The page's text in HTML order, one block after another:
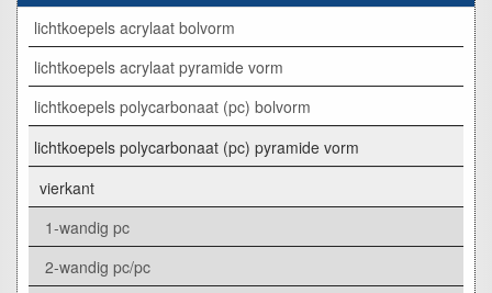
lichtkoepels acrylaat bolvorm
lichtkoepels acrylaat pyramide vorm
lichtkoepels polycarbonaat (pc) bolvorm
lichtkoepels polycarbonaat (pc) pyramide vorm
vierkant
1-wandig pc
2-wandig pc/pc